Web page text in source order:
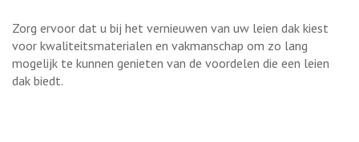
Zorg ervoor dat u bij het vernieuwen van uw leien dak kiest
voor kwaliteitsmaterialen en vakmanschap om zo lang
mogelijk te kunnen genieten van de voordelen die een leien
dak biedt.